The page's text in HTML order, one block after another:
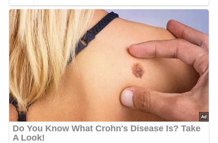
2 Zwiebeln (optional)
Abonniere jetzt unseren Newsletter!
Kein Spam, kein Bullshit, keine Weitergabe deiner Mailadresse an Dritte!
Zubereitung